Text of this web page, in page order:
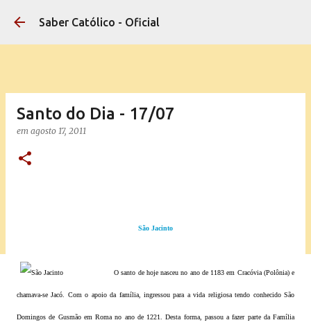
Pular para o conteúdo principal
Saber Católico - Oficial
Santo do Dia - 17/07
em agosto 17, 2011
São Jacinto
O santo de hoje nasceu no ano de 1183 em Cracóvia (Polônia) e
chamava-se Jacó. Com o apoio da família, ingressou para a vida religiosa tendo conhecido São
Domingos de Gusmão em Roma no ano de 1221. Desta forma, passou a fazer parte da Família